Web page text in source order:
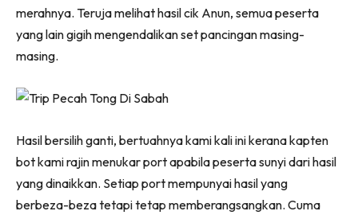
merahnya. Teruja melihat hasil cik Anun, semua peserta
yang lain gigih mengendalikan set pancingan masing-
masing.
Hasil bersilih ganti, bertuahnya kami kali ini kerana kapten
bot kami rajin menukar port apabila peserta sunyi dari hasil
yang dinaikkan. Setiap port mempunyai hasil yang
berbeza-beza tetapi tetap memberangsangkan. Cuma